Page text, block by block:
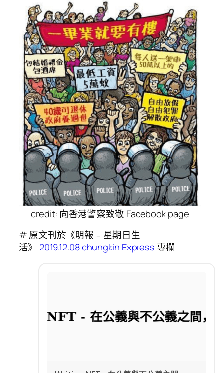
credit: 向香港警察致敬 Facebook page
# 原文刊於《明報﹣星期日生
活》 2019.12.08 chungkin Express專欄